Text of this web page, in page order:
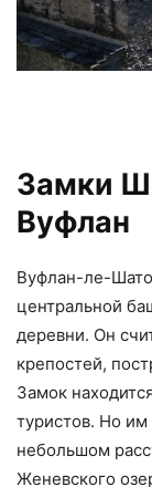
Замки
Вуфлан
Вуфлан-ле-
центральной
деревни. Он
крепостей,
Замок
туристов. Но
небольшом
Женевского